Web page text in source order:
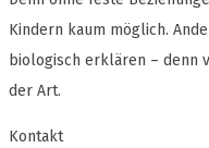
Kindern kaum möglich.
biologisch erklären – denn
der Art.
Kontakt